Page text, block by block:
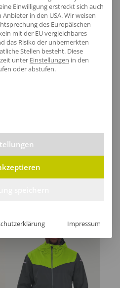
Bio-Zertifizierung oder mit
Einwilligung erstreckt sich auch
in den USA. Wir weisen
des Europäischen
mit der EU vergleichbares
das Risiko der unbemerkten
Stellen besteht. Diese
unter Einstellungen in den
oder abstufen.
Gruppen, für die eine
Impressum